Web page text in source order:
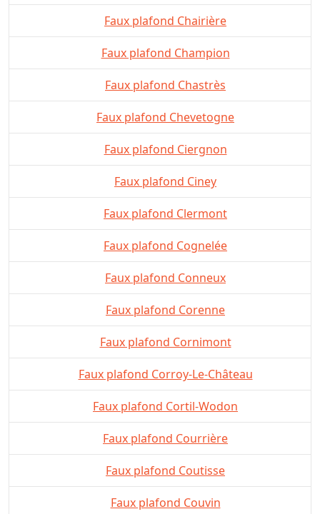
Faux plafond Chairière
Faux plafond Champion
Faux plafond Chastrès
Faux plafond Chevetogne
Faux plafond Ciergnon
Faux plafond Ciney
Faux plafond Clermont
Faux plafond Cognelée
Faux plafond Conneux
Faux plafond Corenne
Faux plafond Cornimont
Faux plafond Corroy-Le-Château
Faux plafond Cortil-Wodon
Faux plafond Courrière
Faux plafond Coutisse
Faux plafond Couvin